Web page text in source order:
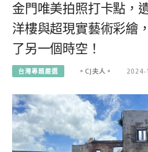
金門唯美拍照打卡點，
洋樓與超現實藝術彩繪
了另一個時空！
台灣專題嚴選 。CJ夫人。 2024-